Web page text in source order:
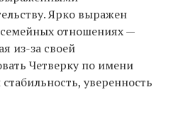
Ярко выражен
отношениях —
из-за своей
Четверку по имени
уверенность